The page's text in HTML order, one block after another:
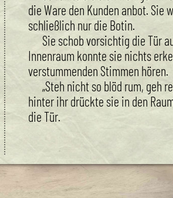
die Ware den Kunden anbot. Sie
schließlich nur die Botin.
Sie schob vorsichtig die Tür
Innenraum konnte sie nichts
verstummenden Stimmen hören.
„Steh nicht so blöd rum, geh
hinter ihr drückte sie in den
die Tür.